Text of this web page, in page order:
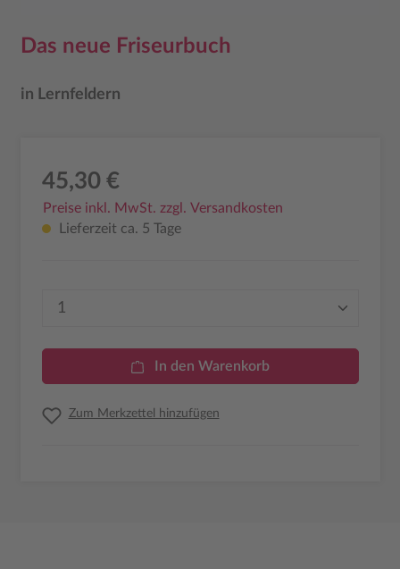
Das neue Friseurbuch
in Lernfeldern
45,30 €
Preise inkl. MwSt. zzgl. Versandkosten
Lieferzeit ca. 5 Tage
Produkt Anzahl: Gib den gewünschten
In den Warenkorb
Zum Merkzettel hinzufügen